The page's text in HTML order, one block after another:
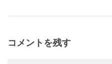
コメントを残す